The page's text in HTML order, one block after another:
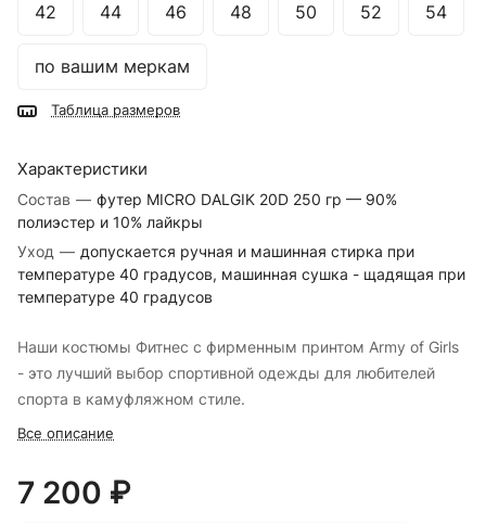
42 44 46 48 50 52 54
по вашим меркам
Таблица размеров
Характеристики
Состав — футер MICRO DALGIK 20D 250 гр — 90%
полиэстер и 10% лайкры
Уход — допускается ручная и машинная стирка при
температуре 40 градусов, машинная сушка - щадящая при
температуре 40 градусов
Наши костюмы Фитнес с фирменным принтом Army of Girls
- это лучший выбор спортивной одежды для любителей
спорта в камуфляжном стиле.
Все описание
7 200 ₽